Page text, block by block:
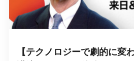
【テクノロジーで劇的に変